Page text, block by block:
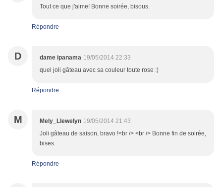
Tout ce que j'aime! Bonne soirée, bisous.
Répondre
D dame ipanama 19/05/2014 22:33
quel joli gâteau avec sa couleur toute rose :)
Répondre
M Mely_Llewelyn 19/05/2014 21:43
Joli gâteau de saison, bravo !<br /> <br /> Bonne fin de soirée,
bises.
Répondre